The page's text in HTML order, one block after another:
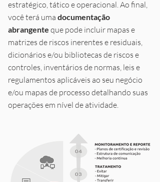
estratégico, tático e operacional. Ao final,
você terá uma documentação
abrangente que pode incluir mapas e
matrizes de riscos inerentes e residuais,
dicionários e/ou bibliotecas de riscos e
controles, inventários de normas, leis e
regulamentos aplicáveis ao seu negócio
e/ou mapas de processo detalhando suas
operações em nível de atividade.